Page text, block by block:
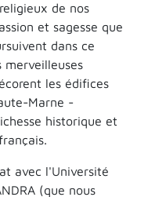
de nos
et sagesse que
dans ce
merveilleuses
les édifices
Marne -
historique et
avec l'Université
(que nous